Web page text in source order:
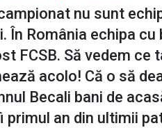
nu sunt
În România echipa cu
FCSB. Să vedem ce
acolo! Că o să
Becali bani de
primul an din ultimii